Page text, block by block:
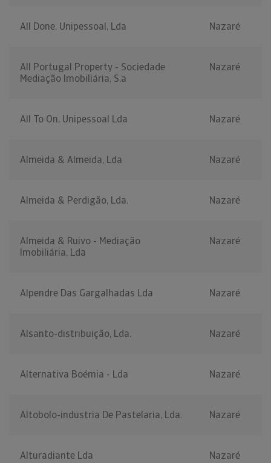
All Done, Unipessoal, Lda Nazaré
All Portugal Property - Sociedade
Mediação Imobiliária, S.a
Nazaré
All To On, Unipessoal Lda Nazaré
Almeida & Almeida, Lda Nazaré
Almeida & Perdigão, Lda. Nazaré
Almeida & Ruivo - Mediação
Imobiliária, Lda
Nazaré
Alpendre Das Gargalhadas Lda Nazaré
Alsanto-distribuição, Lda. Nazaré
Alternativa Boémia - Lda Nazaré
Altobolo-industria De Pastelaria, Lda. Nazaré
Alturadiante Lda Nazaré